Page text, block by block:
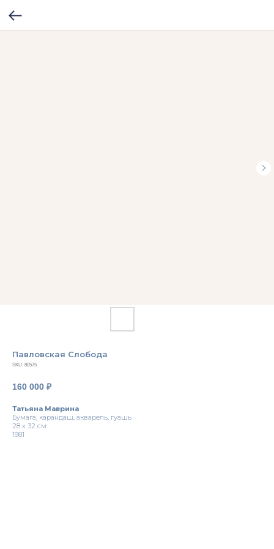
Павловская Слобода
SKU: 80575
160 000 ₽
Татьяна Маврина
Бумага, карандаш, акварель, гуашь
28 х 32 см
1981